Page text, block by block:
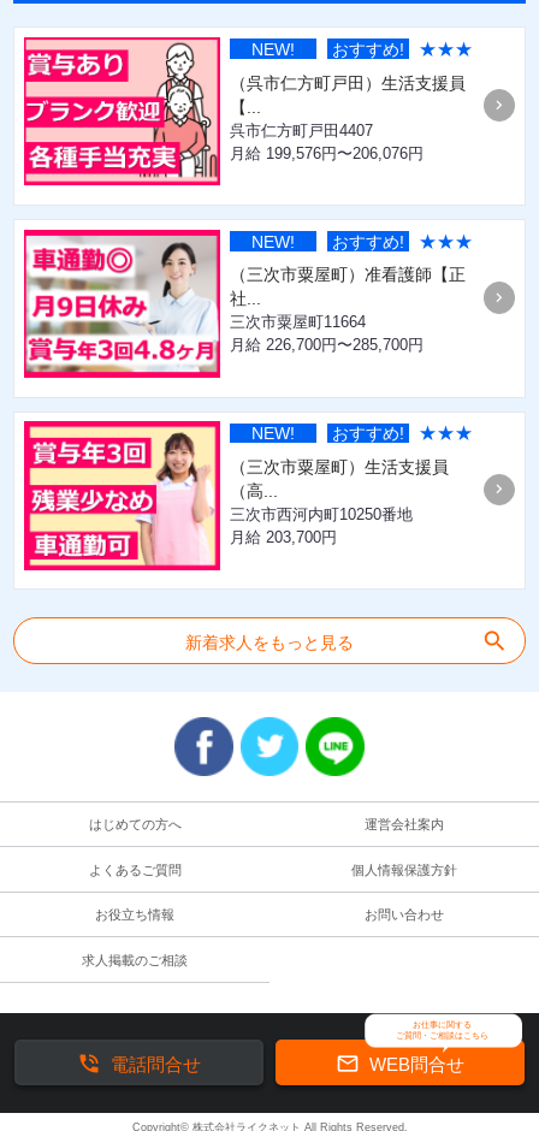
NEW! おすすめ! ★★★
（呉市仁方町戸田）生活支援員
【...
呉市仁方町戸田4407
月給 199,576円〜206,076円
NEW! おすすめ! ★★★
（三次市粟屋町）准看護師【正
社...
三次市粟屋町11664
月給 226,700円〜285,700円
NEW! おすすめ! ★★★
（三次市粟屋町）生活支援員
（高...
三次市西河内町10250番地
月給 203,700円
新着求人をもっと見る search
はじめての方へ 運営会社案内
よくあるご質問 個人情報保護方針
お役立ち情報 お問い合わせ
求人掲載のご相談
お仕事に関する
ご質問・ご相談はこちら
 WEB問合せ
 電話問合せ
Copyright© 株式会社ライクネット All Rights Reserved.